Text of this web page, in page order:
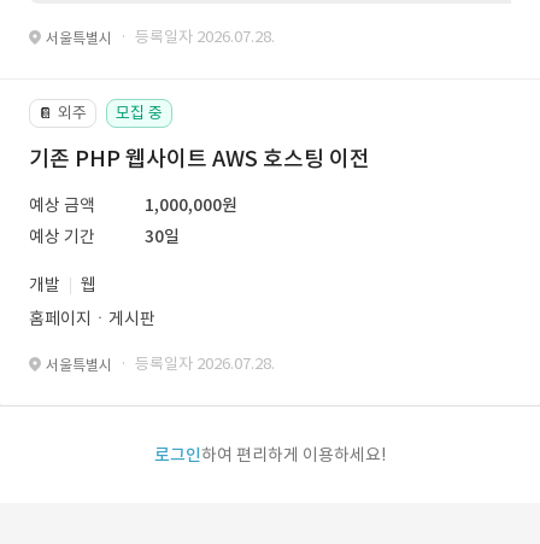
서울특별시 · 등록일자 2026.07.28.
📔 외주 모집 중
기존 PHP 웹사이트 AWS 호스팅 이전
예상 금액
1,000,000원
예상 기간
30일
개발
웹
홈페이지ㆍ게시판
서울특별시 · 등록일자 2026.07.28.
로그인하여 편리하게 이용하세요!